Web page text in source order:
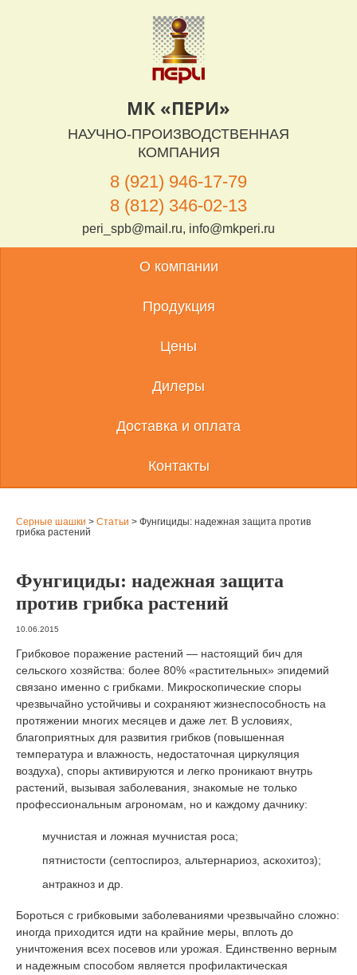
МК «ПЕРИ»
НАУЧНО-ПРОИЗВОДСТВЕННАЯ
КОМПАНИЯ
8 (921) 946-17-79
8 (812) 346-02-13
peri_spb@mail.ru, info@mkperi.ru
О компании
Продукция
Цены
Дилеры
Доставка и оплата
Контакты
Серные шашки > Статьи > Фунгициды: надежная защита против
грибка растений
Фунгициды: надежная защита
против грибка растений
10.06.2015
Грибковое поражение растений — настоящий бич для
сельского хозяйства: более 80% «растительных» эпидемий
связано именно с грибками. Микроскопические споры
чрезвычайно устойчивы и сохраняют жизнеспособность на
протяжении многих месяцев и даже лет. В условиях,
благоприятных для развития грибков (повышенная
температура и влажность, недостаточная циркуляция
воздуха), споры активируются и легко проникают внутрь
растений, вызывая заболевания, знакомые не только
профессиональным агрономам, но и каждому дачнику:
мучнистая и ложная мучнистая роса;
пятнистости (септоспироз, альтернариоз, аскохитоз);
антракноз и др.
Бороться с грибковыми заболеваниями чрезвычайно сложно:
иногда приходится идти на крайние меры, вплоть до
уничтожения всех посевов или урожая. Единственно верным
и надежным способом является профилактическая